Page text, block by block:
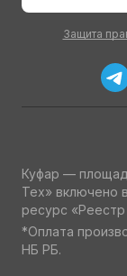
Защита
Куфар —
Тех» включено
ресурс
*Оплата
НБ РБ.